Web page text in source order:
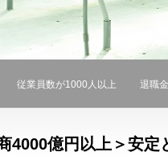
従業員数が1000人以上 退職
4000億円以上＞安定